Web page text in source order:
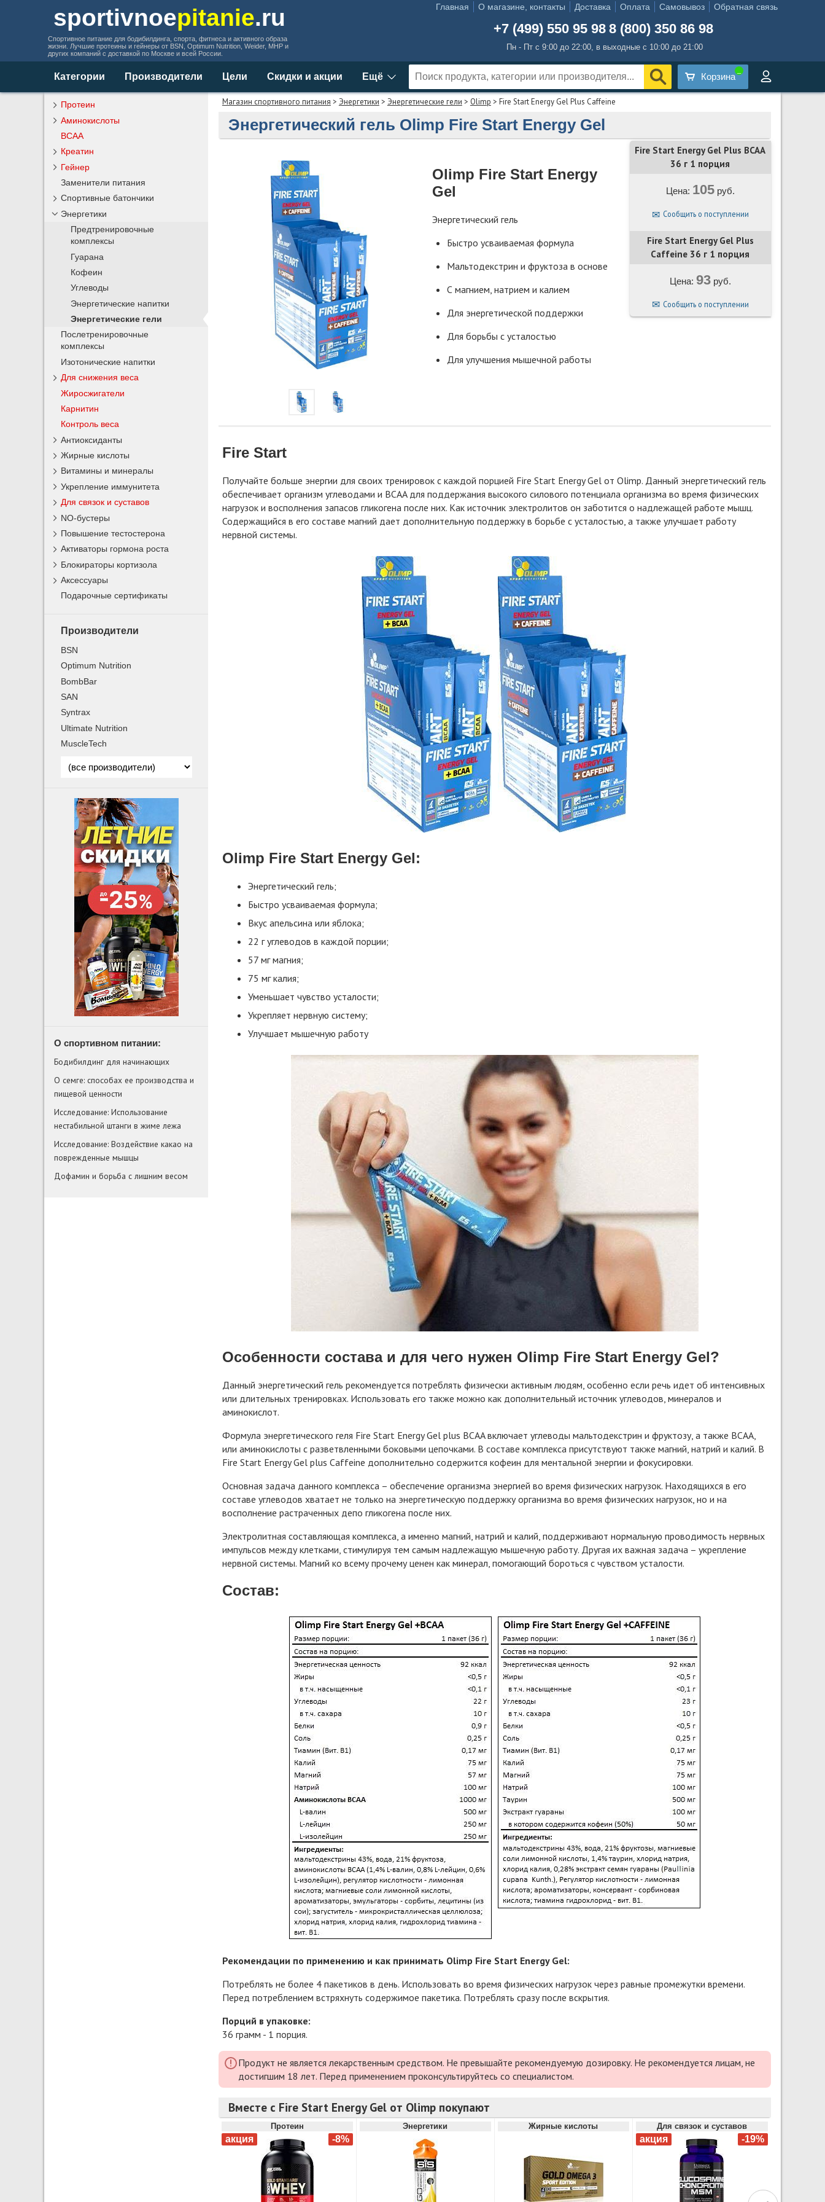
sportivnoepitanie.ru
Спортивное питание для бодибилдинга, спорта, фитнеса и активного образа
жизни. Лучшие протеины и гейнеры от BSN, Optimum Nutrition, Weider, MHP и
других компаний с доставкой по Москве и всей России.
Главная О магазине, контакты Доставка Оплата Самовывоз Обратная связь
+7 (499) 550 95 98 8 (800) 350 86 98
Пн - Пт с 9:00 до 22:00, в выходные с 10:00 до 21:00
Категории Производители Цели Скидки и акции Ещё Корзина
Магазин спортивного питания > Энергетики > Энергетические гели > Olimp > Fire Start Energy Gel Plus Caffeine
Энергетический гель Olimp Fire Start Energy Gel
Olimp Fire Start Energy
Gel
Энергетический гель
Быстро усваиваемая формула
Мальтодекстрин и фруктоза в основе
С магнием, натрием и калием
Для энергетической поддержки
Для борьбы с усталостью
Для улучшения мышечной работы
Fire Start Energy Gel Plus BCAA
36 г 1 порция
Цена: 105руб.
Сообщить о поступлении
Fire Start Energy Gel Plus
Caffeine 36 г 1 порция
Цена: 93руб.
Сообщить о поступлении
Fire Start
Получайте больше энергии для своих тренировок с каждой порцией Fire Start Energy Gel от Olimp. Данный энергетический гель
обеспечивает организм углеводами и BCAA для поддержания высокого силового потенциала организма во время физических
нагрузок и восполнения запасов гликогена после них. Как источник электролитов он заботится о надлежащей работе мышц.
Содержащийся в его составе магний дает дополнительную поддержку в борьбе с усталостью, а также улучшает работу
нервной системы.
Olimp Fire Start Energy Gel:
Энергетический гель;
Быстро усваиваемая формула;
Вкус апельсина или яблока;
22 г углеводов в каждой порции;
57 мг магния;
75 мг калия;
Уменьшает чувство усталости;
Укрепляет нервную систему;
Улучшает мышечную работу
Особенности состава и для чего нужен Olimp Fire Start Energy Gel?
Данный энергетический гель рекомендуется потреблять физически активным людям, особенно если речь идет об интенсивных
или длительных тренировках. Использовать его также можно как дополнительный источник углеводов, минералов и
аминокислот.
Формула энергетического геля Fire Start Energy Gel plus BCAA включает углеводы мальтодекстрин и фруктозу, а также BCAA,
или аминокислоты с разветвленными боковыми цепочками. В составе комплекса присутствуют также магний, натрий и калий. В
Fire Start Energy Gel plus Caffeine дополнительно содержится кофеин для ментальной энергии и фокусировки.
Основная задача данного комплекса – обеспечение организма энергией во время физических нагрузок. Находящихся в его
составе углеводов хватает не только на энергетическую поддержку организма во время физических нагрузок, но и на
восполнение растраченных депо гликогена после них.
Электролитная составляющая комплекса, а именно магний, натрий и калий, поддерживают нормальную проводимость нервных
импульсов между клетками, стимулируя тем самым надлежащую мышечную работу. Другая их важная задача – укрепление
нервной системы. Магний ко всему прочему ценен как минерал, помогающий бороться с чувством усталости.
Состав:
Рекомендации по применению и как принимать Olimp Fire Start Energy Gel:
Потреблять не более 4 пакетиков в день. Использовать во время физических нагрузок через равные промежутки времени.
Перед потреблением встряхнуть содержимое пакетика. Потреблять сразу после вскрытия.
Порций в упаковке:
36 грамм - 1 порция.
Продукт не является лекарственным средством. Не превышайте рекомендуемую дозировку. Не рекомендуется лицам, не
достигшим 18 лет. Перед применением проконсультируйтесь со специалистом.
Вместе с Fire Start Energy Gel от Olimp покупают
Протеин Энергетики Жирные кислоты Для связок и суставов
Протеин
Аминокислоты
BCAA
Креатин
Гейнер
Заменители питания
Спортивные батончики
Энергетики
Предтренировочные
комплексы
Гуарана
Кофеин
Углеводы
Энергетические напитки
Энергетические гели
Послетренировочные
комплексы
Изотонические напитки
Для снижения веса
Жиросжигатели
Карнитин
Контроль веса
Антиоксиданты
Жирные кислоты
Витамины и минералы
Укрепление иммунитета
Для связок и суставов
NO-бустеры
Повышение тестостерона
Активаторы гормона роста
Блокираторы кортизола
Аксессуары
Подарочные сертификаты
Производители
BSN
Optimum Nutrition
BombBar
SAN
Syntrax
Ultimate Nutrition
MuscleTech
О спортивном питании:
Бодибилдинг для начинающих
О семге: способах ее производства и
пищевой ценности
Исследование: Использование
нестабильной штанги в жиме лежа
Исследование: Воздействие какао на
поврежденные мышцы
Дофамин и борьба с лишним весом